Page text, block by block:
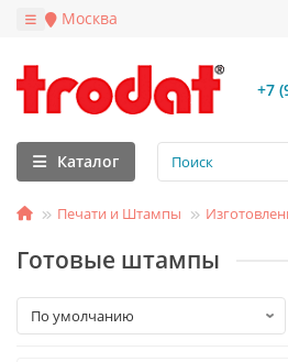
Москва
+7
Каталог
Печати и Штампы
Готовые штампы